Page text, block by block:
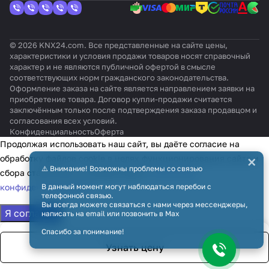
Узнать цену
© 2026 KNX24.com. Все представленные на сайте цены,
характеристики и условия продажи товаров носят справочный
характер и не являются публичной офертой в смысле
соответствующих норм гражданского законодательства.
Оформление заказа на сайте является направлением заявки на
приобретение товара. Договор купли-продажи считается
заключённым только после подтверждения заказа продавцом и
согласования всех условий.
КонфиденциальностьОферта
⚠️ Внимание! Возможны проблемы со связью
В данный момент могут наблюдаться перебои с
телефонной связью.
Вы всегда можете связаться с нами через мессенджеры,
написать на email или позвонить в Max
Спасибо за понимание!
×
Продолжая использовать наш сайт, вы даёте согласие на
обработку файлов cookie в целях функционирования сайта и
сбора статистики в соответствии сполитикой
конфиденциальности
Я согласен